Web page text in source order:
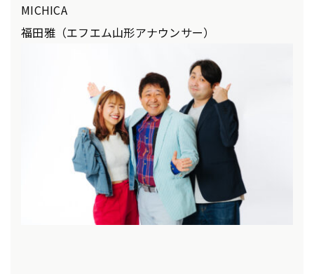
MICHICA
福田雅（エフエム山形アナウンサー）